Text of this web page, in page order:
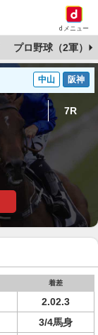
dメニュー
プロ野球（2軍）
中山 阪神
7R
着差
2.02.3
3/4馬身